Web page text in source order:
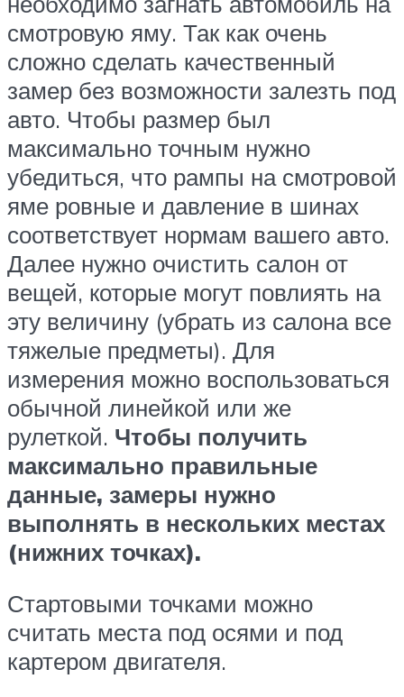
смотровую яму. Так как очень
сложно сделать качественный
замер без возможности залезть под
авто. Чтобы размер был
максимально точным нужно
убедиться, что рампы на смотровой
яме ровные и давление в шинах
соответствует нормам вашего авто.
Далее нужно очистить салон от
вещей, которые могут повлиять на
эту величину (убрать из салона все
тяжелые предметы). Для
измерения можно воспользоваться
обычной линейкой или же
рулеткой. Чтобы получить
максимально правильные
данные, замеры нужно
выполнять в нескольких местах
(нижних точках).
Стартовыми точками можно
считать места под осями и под
картером двигателя.